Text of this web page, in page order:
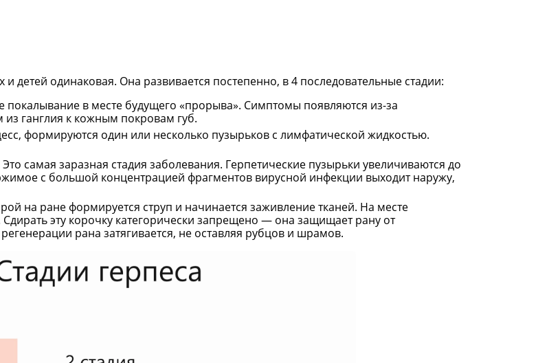
и детей одинаковая. Она развивается постепенно, в 4 последовательные стадии:
покалывание в месте будущего «прорыва». Симптомы появляются из-за
ганглия к кожным покровам губ.
формируются один или несколько пузырьков с лимфатической жидкостью.
самая заразная стадия заболевания. Герпетические пузырьки увеличиваются до
с большой концентрацией фрагментов вирусной инфекции выходит наружу,
на ране формируется струп и начинается заживление тканей. На месте
эту корочку категорически запрещено — она защищает рану от
рана затягивается, не оставляя рубцов и шрамов.